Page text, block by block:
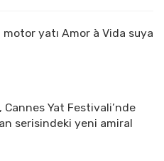
motor yatı Amor à Vida suya
Yat Festivali’nde
serisindeki yeni amiral